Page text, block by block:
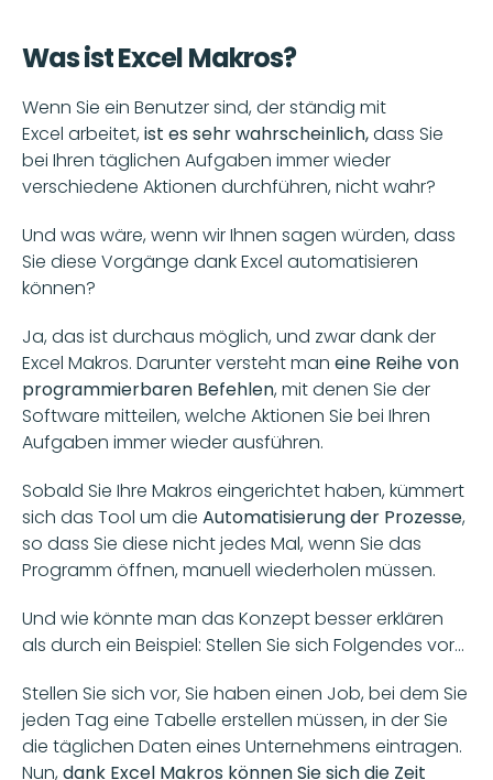
Was ist Excel Makros?
Wenn Sie ein Benutzer sind, der ständig mit
Excel arbeitet, ist es sehr wahrscheinlich, dass Sie
bei Ihren täglichen Aufgaben immer wieder
verschiedene Aktionen durchführen, nicht wahr?
Und was wäre, wenn wir Ihnen sagen würden, dass
Sie diese Vorgänge dank Excel automatisieren
können?
Ja, das ist durchaus möglich, und zwar dank der
Excel Makros. Darunter versteht man eine Reihe von
programmierbaren Befehlen, mit denen Sie der
Software mitteilen, welche Aktionen Sie bei Ihren
Aufgaben immer wieder ausführen.
Sobald Sie Ihre Makros eingerichtet haben, kümmert
sich das Tool um die Automatisierung der Prozesse,
so dass Sie diese nicht jedes Mal, wenn Sie das
Programm öffnen, manuell wiederholen müssen.
Und wie könnte man das Konzept besser erklären
als durch ein Beispiel: Stellen Sie sich Folgendes vor...
Stellen Sie sich vor, Sie haben einen Job, bei dem Sie
jeden Tag eine Tabelle erstellen müssen, in der Sie
die täglichen Daten eines Unternehmens eintragen.
Nun, dank Excel Makros können Sie sich die Zeit